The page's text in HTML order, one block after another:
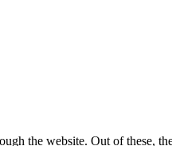
the website. Out of these,